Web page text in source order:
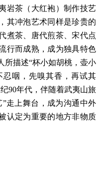
岩茶（大红袍）制作技艺
其冲泡艺术同样是珍贵的
煮茶、唐代煎茶、宋代点
行而成熟，成为独具特色
所描述“杯小如胡桃，壶小
咽，先嗅其香，再试其
90年代，伴随着武夷山旅
走上舞台，成为沟通中外
认定为重要的地方非物质